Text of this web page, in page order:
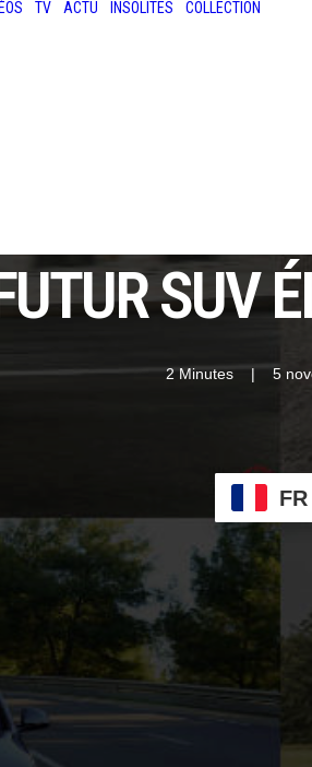
TV ACTU INSOLITES COLLECTION
SUV
2 Minutes | 5
FR